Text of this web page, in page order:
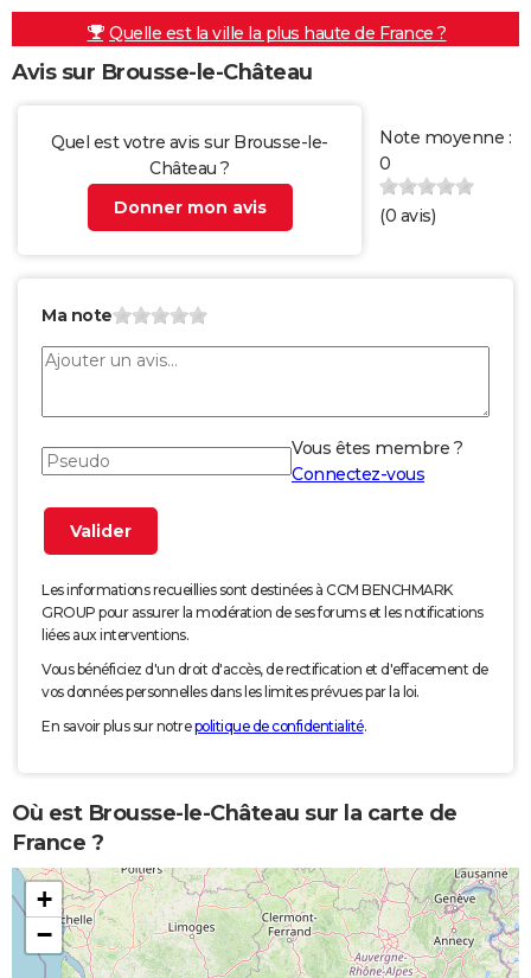
Quelle est la ville la plus haute de France ?
Avis sur Brousse-le-Château
Quel est votre avis sur Brousse-le-
Château ?
Donner mon avis
Note moyenne :
0
(0 avis)
Ma note
Vous êtes membre ?
Connectez-vous
Les informations recueillies sont destinées à CCM BENCHMARK
GROUP pour assurer la modération de ses forums et les notifications
liées aux interventions.
Vous bénéficiez d'un droit d'accès, de rectification et d'effacement de
vos données personnelles dans les limites prévues par la loi.
En savoir plus sur notrepolitique de confidentialité.
Où est Brousse-le-Château sur la carte de
France ?
+
−